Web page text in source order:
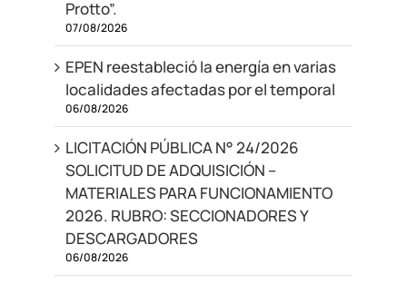
Protto”.
07/08/2026
EPEN reestableció la energía en varias
localidades afectadas por el temporal
06/08/2026
LICITACIÓN PÚBLICA N° 24/2026
SOLICITUD DE ADQUISICIÓN –
MATERIALES PARA FUNCIONAMIENTO
2026. RUBRO: SECCIONADORES Y
DESCARGADORES
06/08/2026